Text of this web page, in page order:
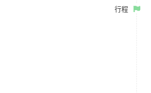
行程